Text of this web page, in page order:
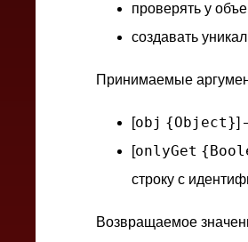
проверять у
создавать
Принимаемые
[obj {Object}]
[onlyGet
строку с
Возвращаемое